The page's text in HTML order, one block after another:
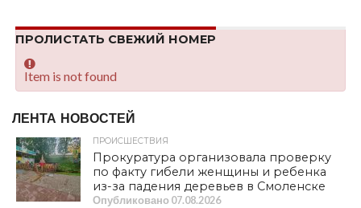
ПРОЛИСТАТЬ СВЕЖИЙ НОМЕР
Item is not found
ЛЕНТА НОВОСТЕЙ
ПРОИСШЕСТВИЯ
Прокуратура организовала проверку
по факту гибели женщины и ребенка
из-за падения деревьев в Смоленске
Опубликовано 07.08.2026